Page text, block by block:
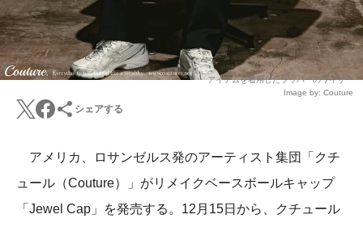
アイテムを着用したラッパーのワイザー
Image by: Couture
シェアする
アメリカ、ロサンゼルス発のアーティスト集団「クチ
ュール（Couture）」がリメイクベースボールキャップ
「Jewel Cap」を発売する。12月15日から、クチュール